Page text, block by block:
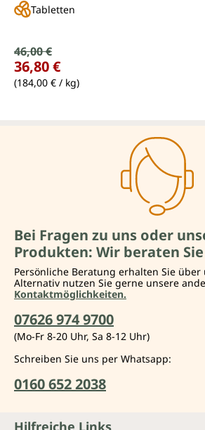
Tabletten
Verkaufspreis:
Regulärer Preis:
46,00 €
36,80 €
(184,00 € / kg)
Bei Fragen zu uns oder
Produkten: Wir beraten
Persönliche Beratung erhalten Sie über
Alternativ nutzen Sie gerne unsere
Kontaktmöglichkeiten.
07626 974 9700
(Mo-Fr 8-20 Uhr, Sa 8-12 Uhr)
Schreiben Sie uns per Whatsapp:
0160 652 2038
Hilfreiche Links